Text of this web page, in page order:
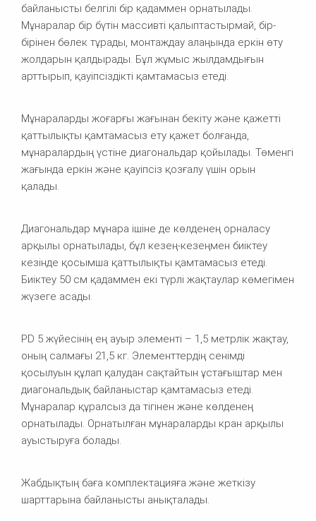
байланысты белгілі бір қадаммен орнатылады.
Мұнаралар бір бүтін массивті қалыптастырмай, бір-
бірінен бөлек тұрады, монтаждау алаңында еркін өту
жолдарын қалдырады. Бұл жұмыс жылдамдығын
арттырып, қауіпсіздікті қамтамасыз етеді.
Мұнараларды жоғарғы жағынан бекіту және қажетті
қаттылықты қамтамасыз ету қажет болғанда,
мұнаралардың үстіне диагональдар қойылады. Төменгі
жағында еркін және қауіпсіз қозғалу үшін орын
қалады.
Диагональдар мұнара ішіне де көлденең орналасу
арқылы орнатылады, бұл кезең-кезеңмен биіктеу
кезінде қосымша қаттылықты қамтамасыз етеді.
Биіктеу 50 см қадаммен екі түрлі жақтаулар көмегімен
жүзеге асады.
PD 5 жүйесінің ең ауыр элементі – 1,5 метрлік жақтау,
оның салмағы 21,5 кг. Элементтердің сенімді
қосылуын құлап қалудан сақтайтын ұстағыштар мен
диагональдық байланыстар қамтамасыз етеді.
Мұнаралар құралсыз да тігінен және көлденең
орнатылады. Орнатылған мұнараларды кран арқылы
ауыстыруға болады.
Жабдықтың баға комплектацияға және жеткізу
шарттарына байланысты анықталады.